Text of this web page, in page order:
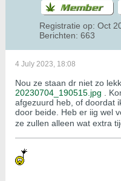
Registratie op: Oct
Berichten: 663
4 July 2023, 18:08
Nou ze staan dr niet zo
20230704_190515.jpg .
afgezuurd heb, of doordat
door beide. Heb er iig wel
ze zullen alleen wat extra